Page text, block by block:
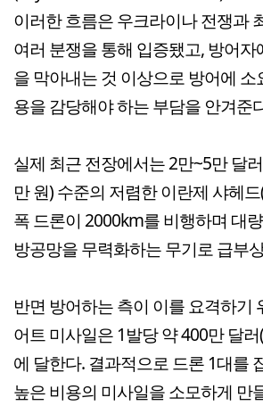
이러한 흐름은 우크라이나 전쟁과
여러 분쟁을 통해 입증됐고, 방어자
을 막아내는 것 이상으로 방어에 소
용을 감당해야 하는 부담을 안겨준
실제 최근 전장에서는 2만~5만 달
만 원) 수준의 저렴한 이란제 샤헤
폭 드론이 2000km를 비행하며 대
방공망을 무력화하는 무기로 급부
반면 방어하는 측이 이를 요격하기
어트 미사일은 1발당 약 400만 달
에 달한다. 결과적으로 드론 1대를
높은 비용의 미사일을 소모하게 만